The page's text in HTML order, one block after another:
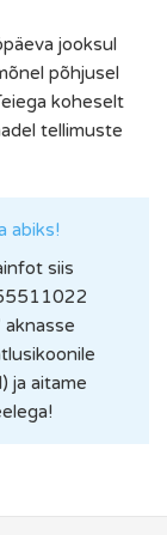
jooksul
põhjusel
koheselt
tellimuste
abiks!
siis
aknasse
ja aitame